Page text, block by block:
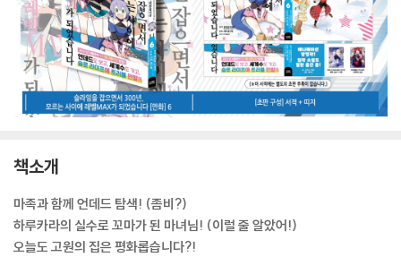
책소개
마족과 함께 언데드 탐색! (좀비?)
하루카라의 실수로 꼬마가 된 마녀님! (이럴 줄 알았어!)
오늘도 고원의 집은 평화롭습니다?!